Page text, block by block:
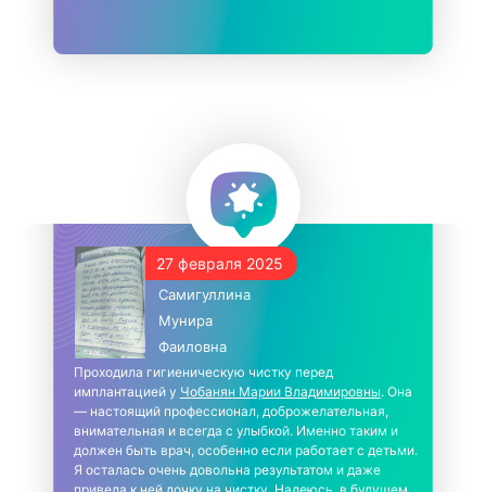
27 февраля 2025
Самигуллина
Мунира
Фаиловна
Проходила гигиеническую чистку перед
имплантацией у Чобанян Марии Владимировны. Она
— настоящий профессионал, доброжелательная,
внимательная и всегда с улыбкой. Именно таким и
должен быть врач, особенно если работает с детьми.
Я осталась очень довольна результатом и даже